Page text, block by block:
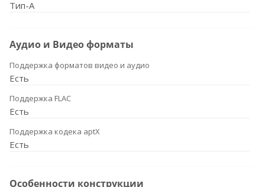
Тип-A
Аудио и Видео форматы
Поддержка форматов видео и аудио
Есть
Поддержка FLAC
Есть
Поддержка кодека aptX
Есть
Особенности конструкции